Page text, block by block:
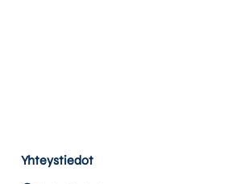
Yhteystiedot